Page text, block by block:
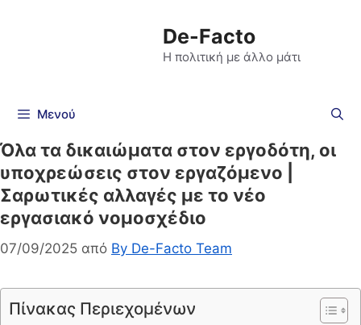
De-Facto
Η πολιτική με άλλο μάτι
Μενού
Όλα τα δικαιώματα στον εργοδότη, οι
υποχρεώσεις στον εργαζόμενο |
Σαρωτικές αλλαγές με το νέο
εργασιακό νομοσχέδιο
07/09/2025 από By De-Facto Team
Πίνακας Περιεχομένων